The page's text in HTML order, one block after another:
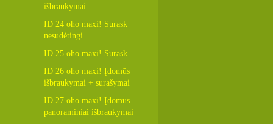
išbraukymai
ID 24 oho maxi! Surask
nesudėtingi
ID 25 oho maxi! Surask
ID 26 oho maxi! Įdomūs
išbraukymai + surašymai
ID 27 oho maxi! Įdomūs
panoraminiai išbraukymai